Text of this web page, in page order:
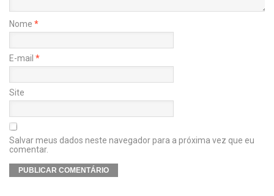
Nome *
E-mail *
Site
Salvar meus dados neste navegador para a próxima vez que eu
comentar.